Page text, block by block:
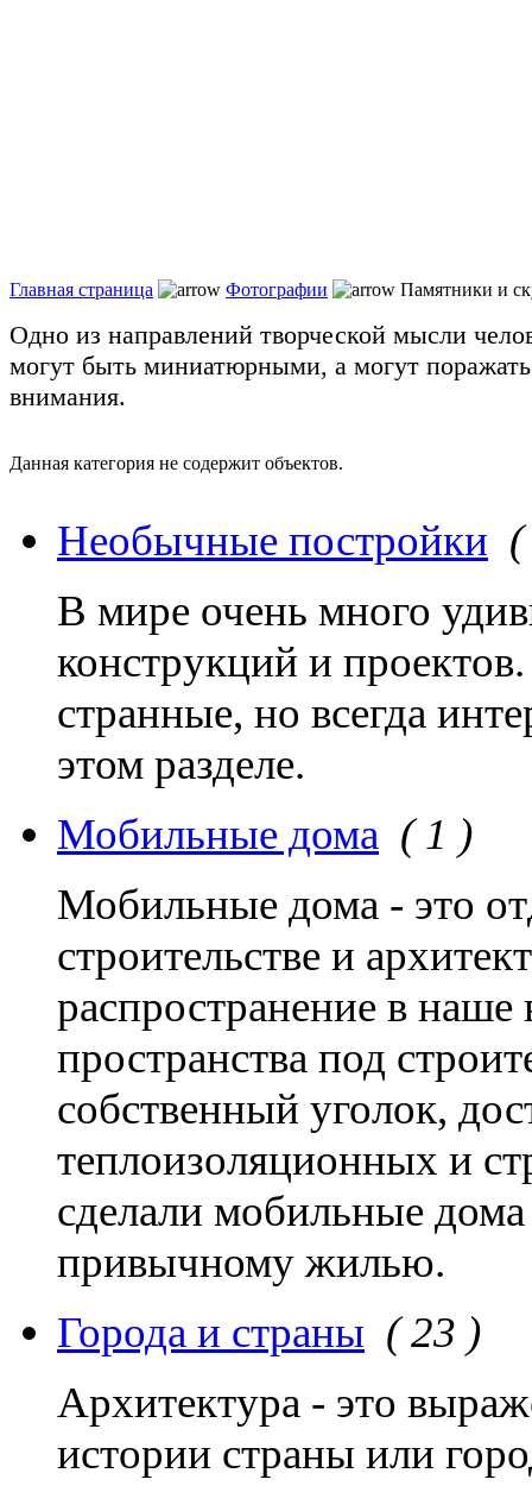
Главная страница Фотографии Памятники и
Одно из направлений творческой мысли
могут быть миниатюрными, а могут
внимания.
Данная категория не содержит объектов.
Необычные постройки
В мире очень много
конструкций и
странные, но всегда
этом разделе.
Мобильные дома ( 1 )
Мобильные дома - это
строительстве и
распространение в
пространства под
собственный уголок,
теплоизоляционных и
сделали мобильные
привычному жилью.
Города и страны ( 23 )
Архитектура - это
истории страны или